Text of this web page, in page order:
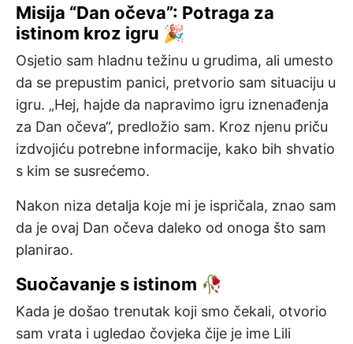
Misija “Dan očeva”: Potraga za
istinom kroz igru 🎉
Osjetio sam hladnu težinu u grudima, ali umesto
da se prepustim panici, pretvorio sam situaciju u
igru. „Hej, hajde da napravimo igru iznenađenja
za Dan očeva“, predložio sam. Kroz njenu priču
izdvojiću potrebne informacije, kako bih shvatio
s kim se susrećemo.
Nakon niza detalja koje mi je ispričala, znao sam
da je ovaj Dan očeva daleko od onoga što sam
planirao.
Suočavanje s istinom 🥀
Kada je došao trenutak koji smo čekali, otvorio
sam vrata i ugledao čovjeka čije je ime Lili